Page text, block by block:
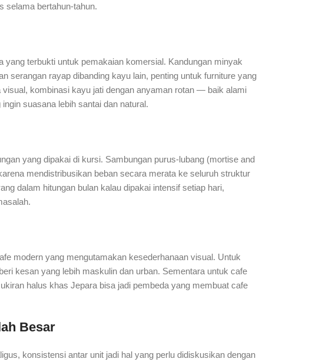
selama bertahun-tahun.
terbukti untuk pemakaian komersial. Kandungan minyak
serangan rayap dibanding kayu lain, penting untuk furniture yang
kombinasi kayu jati dengan anyaman rotan — baik alami
suasana lebih santai dan natural.
yang dipakai di kursi. Sambungan purus-lubang (mortise and
mendistribusikan beban secara merata ke seluruh struktur
dalam hitungan bulan kalau dipakai intensif setiap hari,
modern yang mengutamakan kesederhanaan visual. Untuk
kesan yang lebih maskulin dan urban. Sementara untuk cafe
halus khas Jepara bisa jadi pembeda yang membuat cafe
Besar
konsistensi antar unit jadi hal yang perlu didiskusikan dengan